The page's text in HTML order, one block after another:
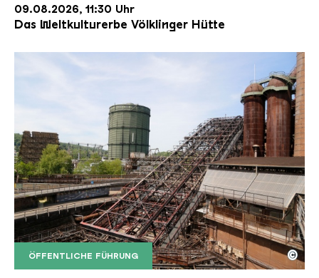
09.08.2026, 11:30 Uhr
Das Weltkulturerbe Völklinger Hütte
ÖFFENTLICHE FÜHRUNG
Der Erzschrägaufzug der Völklinger Hütte mit
Copyright: Weltkulturerbe Völklinger Hütte | Karl
©